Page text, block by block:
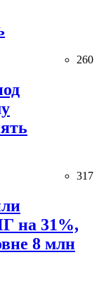
260
317
на 31%,
8 млн